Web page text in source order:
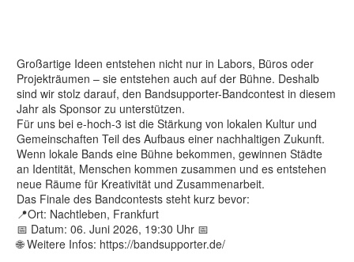
Großartige Ideen entstehen nicht nur in Labors, Büros oder
Projekträumen – sie entstehen auch auf der Bühne. Deshalb
sind wir stolz darauf, den Bandsupporter-Bandcontest in diesem
Jahr als Sponsor zu unterstützen.
Für uns bei e-hoch-3 ist die Stärkung von lokalen Kultur und
Gemeinschaften Teil des Aufbaus einer nachhaltigen Zukunft.
Wenn lokale Bands eine Bühne bekommen, gewinnen Städte
an Identität, Menschen kommen zusammen und es entstehen
neue Räume für Kreativität und Zusammenarbeit.
Das Finale des Bandcontests steht kurz bevor:
📍Ort: Nachtleben, Frankfurt
📅 Datum: 06. Juni 2026, 19:30 Uhr 📅
🌐 Weitere Infos: https://bandsupporter.de/